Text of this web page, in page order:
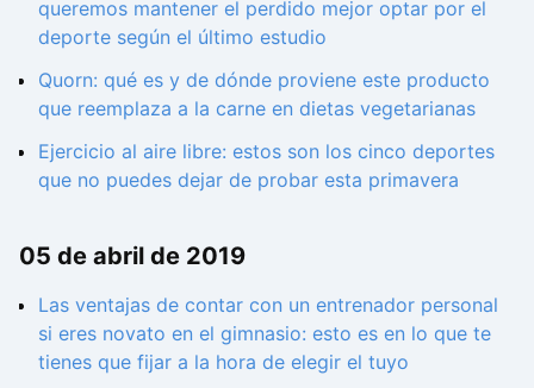
queremos mantener el perdido mejor optar por el
deporte según el último estudio
Quorn: qué es y de dónde proviene este producto
que reemplaza a la carne en dietas vegetarianas
Ejercicio al aire libre: estos son los cinco deportes
que no puedes dejar de probar esta primavera
05 de abril de 2019
Las ventajas de contar con un entrenador personal
si eres novato en el gimnasio: esto es en lo que te
tienes que fijar a la hora de elegir el tuyo